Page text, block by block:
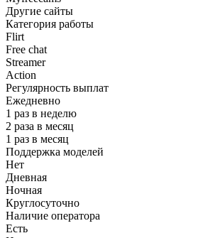
Другие сайты
Категория работы
Flirt
Free chat
Streamer
Action
Регулярность выплат
Ежедневно
1 раз в неделю
2 раза в месяц
1 раз в месяц
Поддержка моделей
Нет
Дневная
Ночная
Круглосуточно
Наличие оператора
Есть